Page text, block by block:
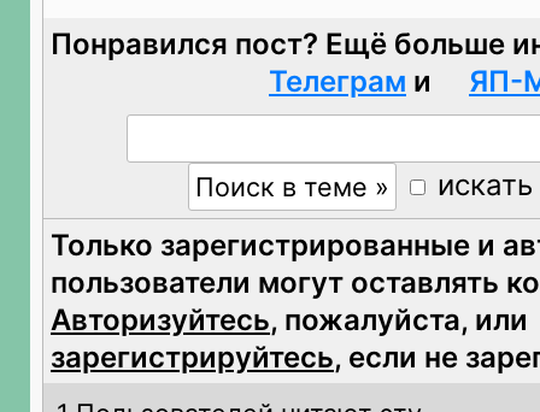
Понравился пост? Ещё больше
Телеграм и ЯП-
Только зарегистрированные и
пользователи могут оставлять
Авторизуйтесь, пожалуйста, или
зарегистрируйтесь, если не